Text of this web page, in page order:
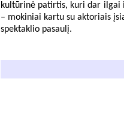
kultūrinė patirtis, kuri dar ilgai
– mokiniai kartu su aktoriais
spektaklio pasaulį.